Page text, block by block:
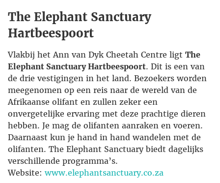
The Elephant Sanctuary
Hartbeespoort
Vlakbij het Ann van Dyk Cheetah Centre ligt The
Elephant Sanctuary Hartbeespoort. Dit is een van
de drie vestigingen in het land. Bezoekers worden
meegenomen op een reis naar de wereld van de
Afrikaanse olifant en zullen zeker een
onvergetelijke ervaring met deze prachtige dieren
hebben. Je mag de olifanten aanraken en voeren.
Daarnaast kun je hand in hand wandelen met de
olifanten. The Elephant Sanctuary biedt dagelijks
verschillende programma’s.
Website: www.elephantsanctuary.co.za